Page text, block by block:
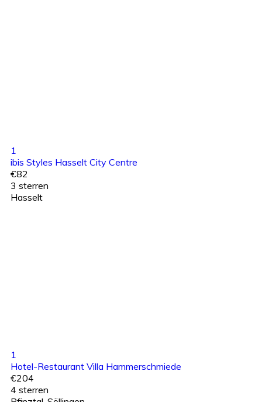
1
ibis Styles Hasselt City Centre
€82
3 sterren
Hasselt
1
Hotel-Restaurant Villa Hammerschmiede
€204
4 sterren